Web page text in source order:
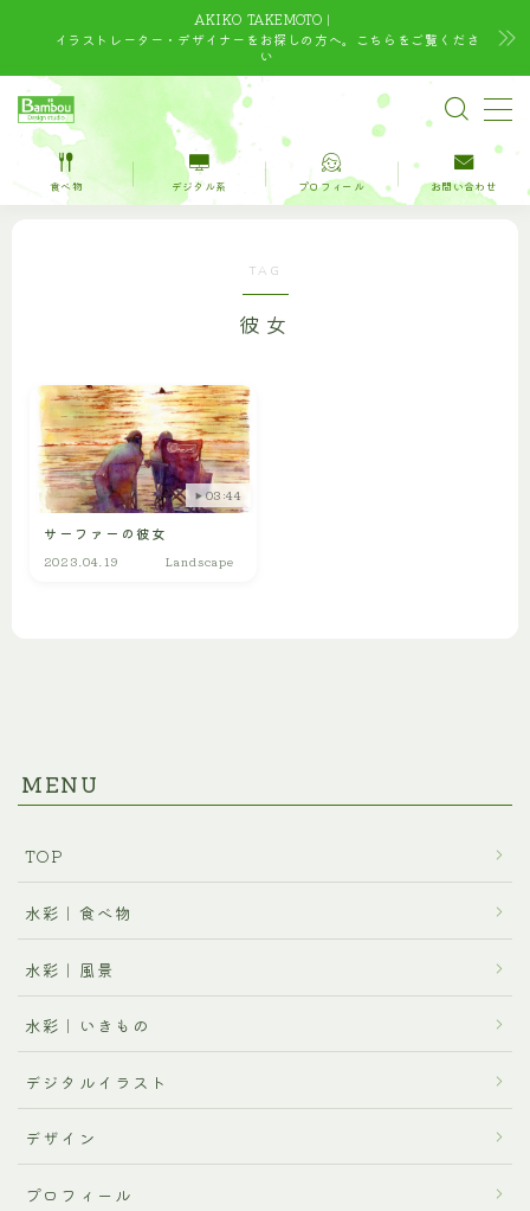
AKIKO TAKEMOTO｜
イラストレーター・デザイナーをお探しの方へ。こちらをご覧くださ
い
MENU
TOP
デジタルイラスト
デザイン
プロフィール
食べ物 デジタル系 プロフィール お問い合わせ
TAG
彼女
03:44
サーファーの彼女
2023.04.19 Landscape
MENU
TOP
水彩｜食べ物
水彩｜風景
水彩｜いきもの
デジタルイラスト
デザイン
プロフィール